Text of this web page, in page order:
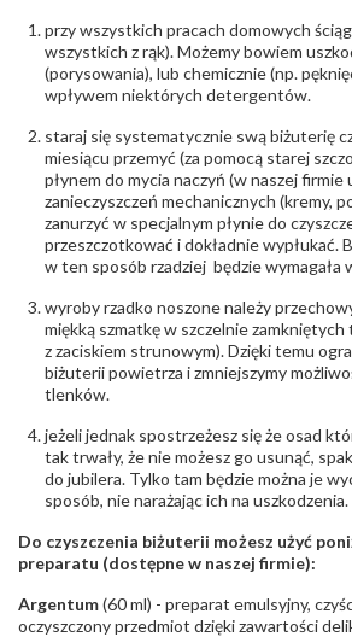
przy wszystkich pracach domowych
wszystkich z rąk). Możemy bowiem
(porysowania), lub chemicznie (np.
wpływem niektórych detergentów.
staraj się systematycznie swą biżuterię
miesiącu przemyć (za pomocą starej
płynem do mycia naczyń (w naszej
zanieczyszczeń mechanicznych (kremy,
zanurzyć w specjalnym płynie do
przeszczotkować i dokładnie wypłukać.
w ten sposób rzadziej będzie wymagała
wyroby rzadko noszone należy
miękką szmatkę w szczelnie
z zaciskiem strunowym). Dzięki temu
biżuterii powietrza i zmniejszymy
tlenków.
jeżeli jednak spostrzeżesz się że osad
tak trwały, że nie możesz go usunąć,
do jubilera. Tylko tam będzie można je
sposób, nie narażając ich na uszkodzenia.
Do czyszczenia biżuterii możesz użyć
preparatu (dostępne w naszej firmie):
Argentum(60 ml) - preparat emulsyjny,
oczyszczony przedmiot dzięki zawartości